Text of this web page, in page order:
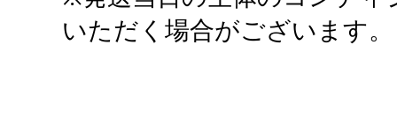
いただく場合がございます。